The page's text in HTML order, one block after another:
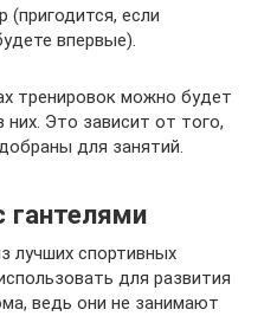
(пригодится, если
впервые).
тренировок можно будет
Это зависит от того,
для занятий.
гантелями
лучших спортивных
для развития
ведь они не занимают